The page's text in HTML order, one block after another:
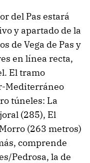
del Pas estará
y apartado de la
de Vega de Pas y
en línea recta,
El tramo
Mediterráneo
túneles: La
(285), El
(263 metros)
comprende
Pedrosa, la de